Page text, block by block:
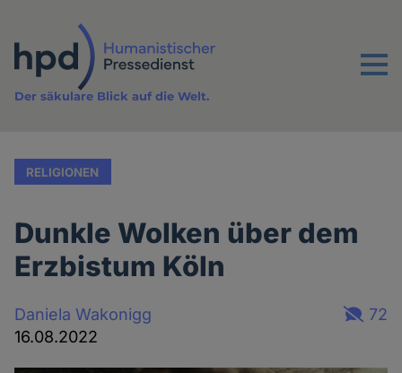
Inhalt
Menu
Der säkulare Blick auf die Welt.
RELIGIONEN
Dunkle Wolken über dem
Erzbistum Köln
Daniela Wakonigg
16.08.2022
72